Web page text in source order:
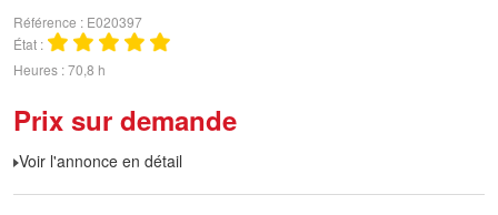
Référence
E020397
État
Heures 70,8 h
Prix sur demande
Voir l'annonce en détail